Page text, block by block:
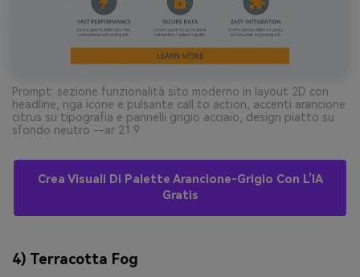
Prompt: sezione funzionalità sito moderno in layout 2D con
headline, riga icone e pulsante call to action, accenti arancione
citrus su tipografia e pannelli grigio acciaio, design piatto su
sfondo neutro --ar 21:9
Crea Visuali Di Palette Arancione-Grigio Con L’IA
Gratis
4) Terracotta Fog